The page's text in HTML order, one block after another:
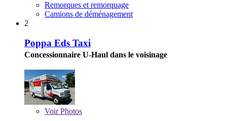
Remorques et remorquage
Camions de déménagement
2
Poppa Eds Taxi
Concessionnaire U-Haul dans le voisinage
VoirPhotos